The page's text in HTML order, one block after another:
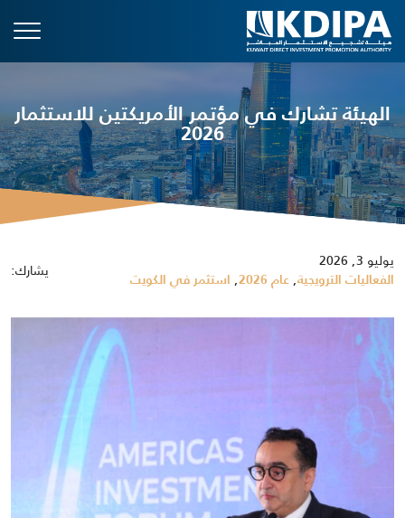
الهيئة تشارك في مؤتمر الأمريكتين للاستثمار
2026
يوليو 3, 2026
الفعاليات الترويجية, عام 2026 , استثمر في الكويت يشارك: